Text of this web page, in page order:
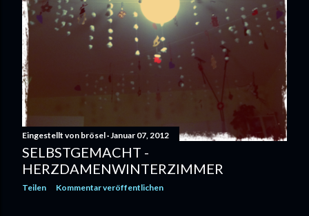
Eingestellt von brösel Januar 07, 2012
SELBSTGEMACHT -
HERZDAMENWINTERZIMMER
Teilen Kommentar veröffentlichen